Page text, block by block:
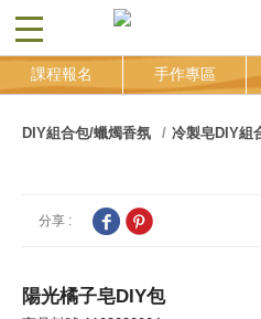
CLOSE
課程報名 手作專區
DIY組合包/蠟燭香氛 冷製皂DIY組
分享 :
陽光橘子皂DIY包